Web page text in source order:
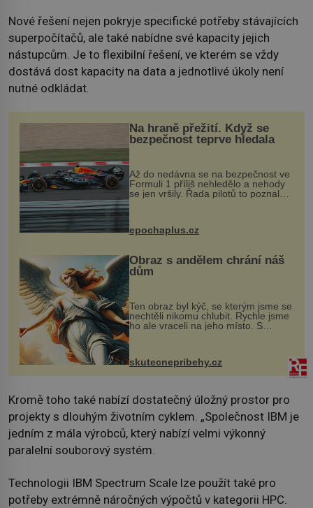
Nové řešení nejen pokryje specifické potřeby stávajících
superpočítačů, ale také nabídne své kapacity jejich
nástupcům. Je to flexibilní řešení, ve kterém se vždy
dostává dost kapacity na data a jednotlivé úkoly není
nutné odkládat.
Na hraně přežití. Když se
bezpečnost teprve hledala
Až do nedávna se na bezpečnost ve
Formuli 1 příliš nehledělo a nehody
se jen vršily. Řada pilotů to poznala
na vlastní kůži, často s trvalými
následky nebo bohužel i ztrátou
života. Dnes nepochopiteln...
epochaplus.cz
Obraz s andělem chrání náš
dům
Ten obraz byl kýč, se kterým jsme se
nechtěli nikomu chlubit. Rychle jsme
ho ale vraceli na jeho místo. S
manželem Vaškem jsme si pořídili
chaloupku, takový domek na severu
Čech, kde jsme si naplánova...
skutecnepribehy.cz
Kromě toho také nabízí dostatečný úložný prostor pro
projekty s dlouhým životním cyklem. „Společnost IBM je
jedním z mála výrobců, který nabízí velmi výkonný
paralelní souborový systém.
Technologii IBM Spectrum Scale lze použít také pro
potřeby extrémně náročných výpočtů v kategorii HPC.